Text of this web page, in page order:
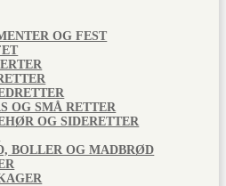
OG FEST
OG SMÅ RETTER
OG SIDERETTER
BOLLER OG MADBRØD